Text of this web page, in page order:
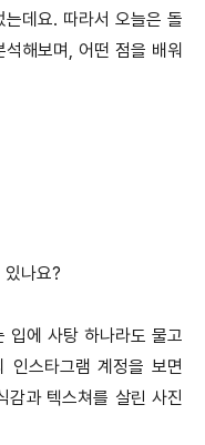
데요. 따라서 오늘은 돌
해보며, 어떤 점을 배워
있나요?
입에 사탕 하나라도 물고
인스타그램 계정을 보면
감과 텍스쳐를 살린 사진